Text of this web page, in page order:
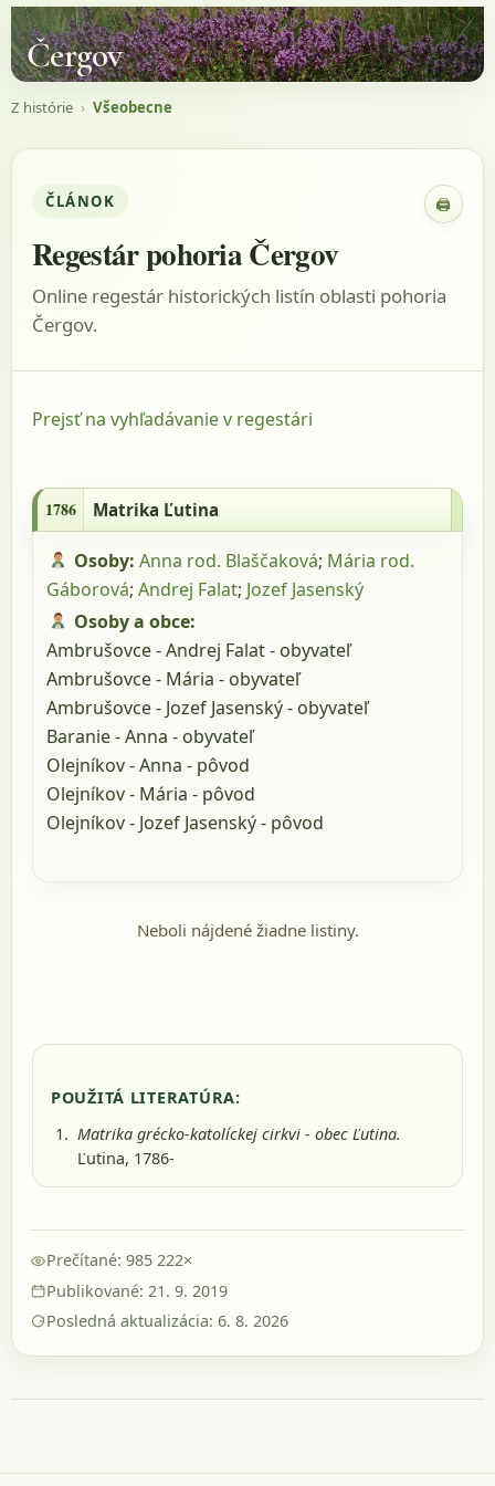
Čergov
Z histórie › Všeobecne
ČLÁNOK 🖨
Regestár pohoria Čergov
Online regestár historických listín oblasti pohoria
Čergov.
Prejsť na vyhľadávanie v regestári
1786 Matrika Ľutina
Osoby: Anna rod. Blaščaková; Mária rod.
Gáborová; Andrej Falat; Jozef Jasenský
Osoby a obce:
Ambrušovce - Andrej Falat - obyvateľ
Ambrušovce - Mária - obyvateľ
Ambrušovce - Jozef Jasenský - obyvateľ
Baranie - Anna - obyvateľ
Olejníkov - Anna - pôvod
Olejníkov - Mária - pôvod
Olejníkov - Jozef Jasenský - pôvod
Neboli nájdené žiadne listiny.
POUŽITÁ LITERATÚRA:
Matrika grécko-katolíckej cirkvi - obec Ľutina.
Ľutina, 1786-
Prečítané: 985 222×
Publikované: 21. 9. 2019
Posledná aktualizácia: 6. 8. 2026